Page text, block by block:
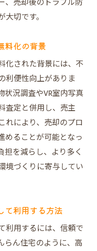
、売却後のトラブル防
切です。
料化の背景
化された背景には、不
利便性向上がありま
況調査やVR室内写真
査定と併用し、売主
れにより、売却のプロ
めることが可能となっ
担を減らし、より多く
境づくりに寄与してい
て利用する方法
利用するには、信頼で
らん住宅のように、高